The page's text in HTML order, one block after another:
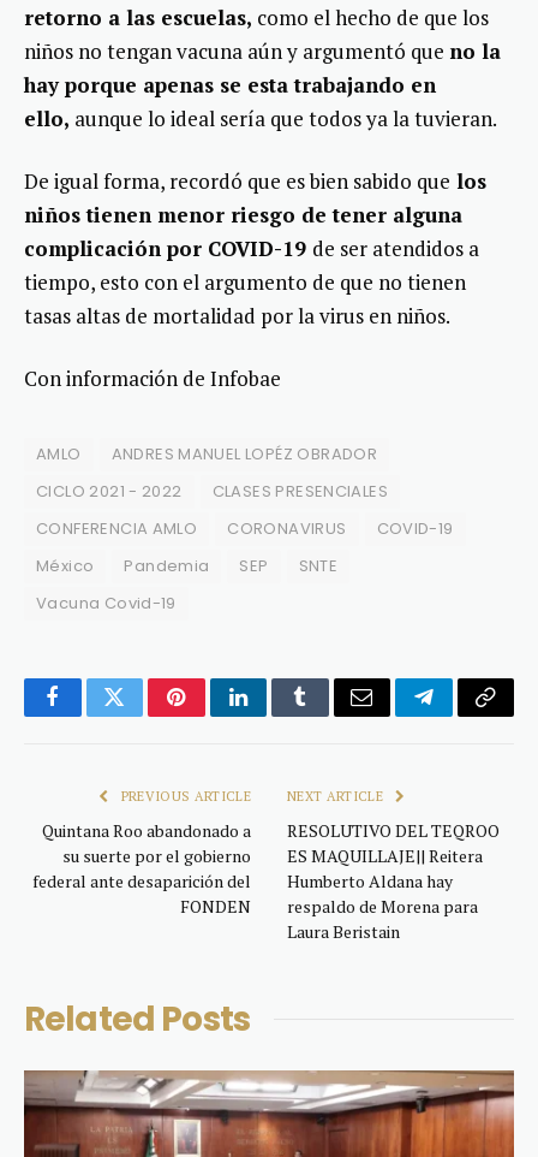
retorno a las escuelas, como el hecho de que los
niños no tengan vacuna aún y argumentó que no la
hay porque apenas se esta trabajando en
ello, aunque lo ideal sería que todos ya la tuvieran.
De igual forma, recordó que es bien sabido que los
niños tienen menor riesgo de tener alguna
complicación por COVID-19 de ser atendidos a
tiempo, esto con el argumento de que no tienen
tasas altas de mortalidad por la virus en niños.
Con información de Infobae
AMLO
ANDRES MANUEL LOPÉZ OBRADOR
CICLO 2021 - 2022
CLASES PRESENCIALES
CONFERENCIA AMLO
CORONAVIRUS
COVID-19
México
Pandemia SEP
SNTE
Vacuna Covid-19
FacebookTwitterPinterestLinkedInTumblrEmail TelegramCopy
PREVIOUS ARTICLE
Quintana Roo abandonado a
su suerte por el gobierno
federal ante desaparición del
FONDEN
NEXT ARTICLE
RESOLUTIVO DEL TEQROO
ES MAQUILLAJE|| Reitera
Humberto Aldana hay
respaldo de Morena para
Laura Beristain
Related Posts